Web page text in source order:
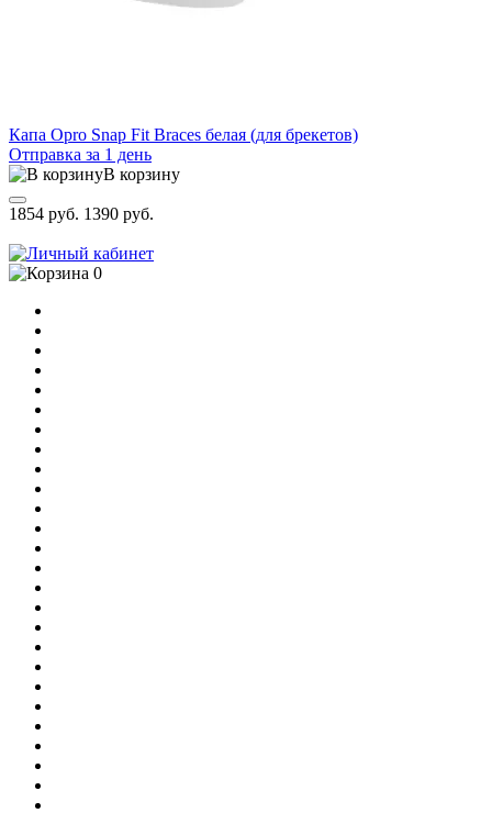
Капа Opro Snap Fit Braces белая (для брекетов)
Отправка за 1 день
В корзину
1854 руб. 1390 руб.
0